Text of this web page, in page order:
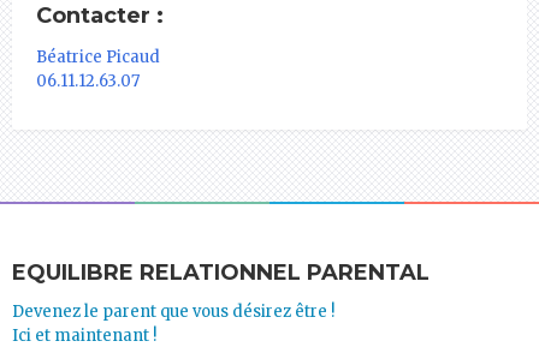
Contacter :
Béatrice Picaud
06.11.12.63.07
EQUILIBRE RELATIONNEL PARENTAL
Devenez le parent que vous désirez être !
Ici et maintenant !